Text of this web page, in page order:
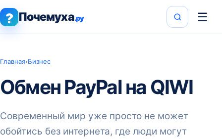
? Почемуха.ру ☰
Главная›Бизнес
Обмен PayPal на QIWI
Современный мир уже просто не может
обойтись без интернета, где люди могут